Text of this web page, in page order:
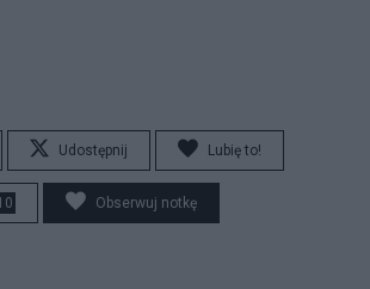
Udostępnij Lubię to!
Obserwuj notkę